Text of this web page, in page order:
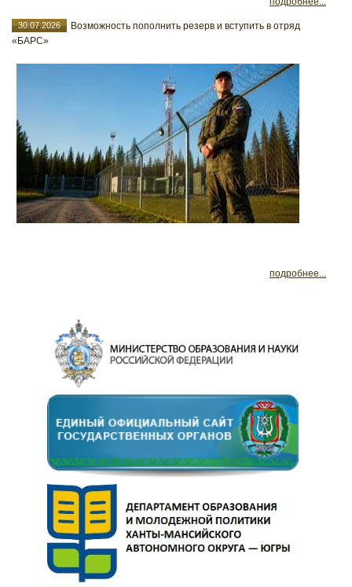
30.07.2026
Возможность пополнить резерв и вступить в отряд
«БАРС»
подробнее...